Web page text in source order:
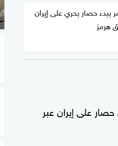
ببدء حصار بحري على إيران
هرمز
على إيران عبر